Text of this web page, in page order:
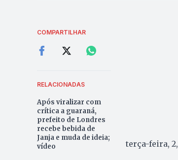
COMPARTILHAR
RELACIONADAS
Após viralizar com
crítica a guaraná,
prefeito de Londres
recebe bebida de
Janja e muda de ideia;
vídeo
terça-feira,